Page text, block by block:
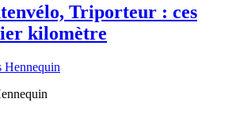
Triporteur : ces
kilomètre